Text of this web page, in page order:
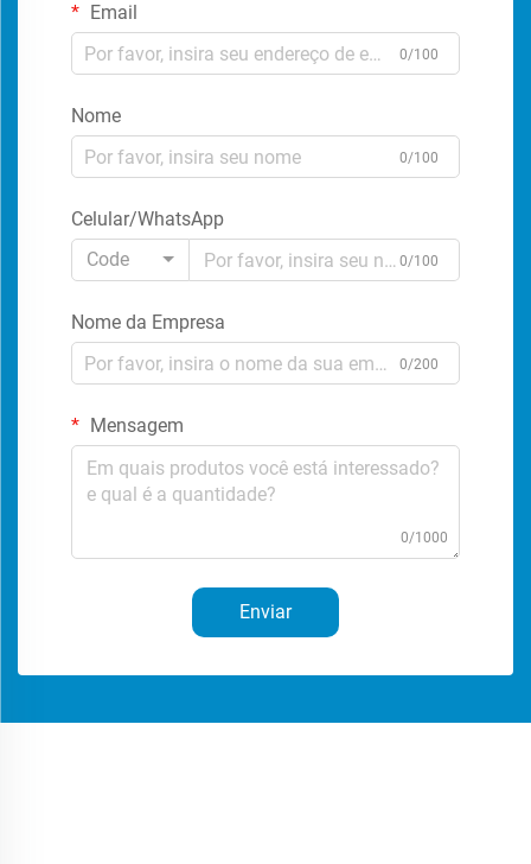
Email
0/100
Nome
0/100
Celular/WhatsApp
Code
0/100
Nome da Empresa
0/200
Mensagem
0/1000
Enviar